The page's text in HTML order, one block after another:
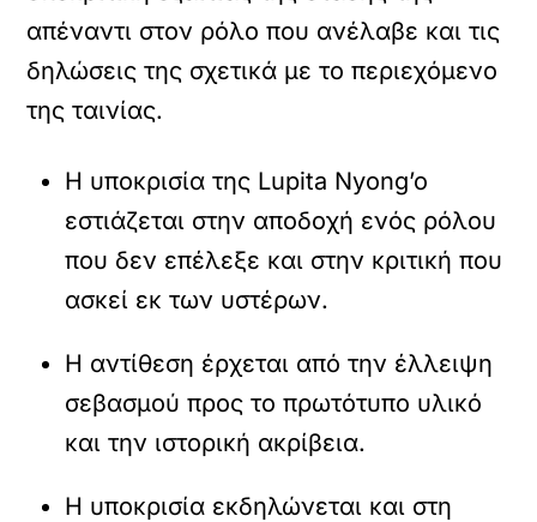
απέναντι στον ρόλο που ανέλαβε και τις
δηλώσεις της σχετικά με το περιεχόμενο
της ταινίας.
Η υποκρισία της Lupita Nyong’o
εστιάζεται στην αποδοχή ενός ρόλου
που δεν επέλεξε και στην κριτική που
ασκεί εκ των υστέρων.
Η αντίθεση έρχεται από την έλλειψη
σεβασμού προς το πρωτότυπο υλικό
και την ιστορική ακρίβεια.
Η υποκρισία εκδηλώνεται και στη